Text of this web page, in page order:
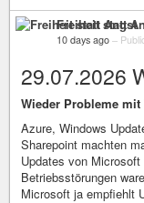
Freiheit statt
10 days ago –
29.07.2026
Wieder Probleme
Azure, Windows
Sharepoint machten
Updates von
Betriebsstörungen
Microsoft ja empfiehlt